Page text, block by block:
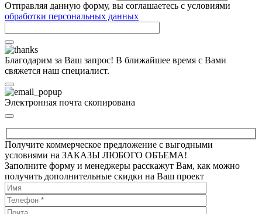
Отправляя данную форму, вы соглашаетесь с условиями
обработки персональных данных
Благодарим за Ваш запрос! В ближайшее время с Вами
свяжется наш специалист.
Электронная почта скопирована
Получите коммерческое предложение с выгодными
условиями на ЗАКАЗЫ ЛЮБОГО ОБЪЕМА!
Заполните форму и менеджеры расскажут Вам, как можно
получить дополнительные скидки на Ваш проект